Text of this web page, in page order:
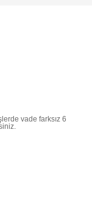
vade farksız 6